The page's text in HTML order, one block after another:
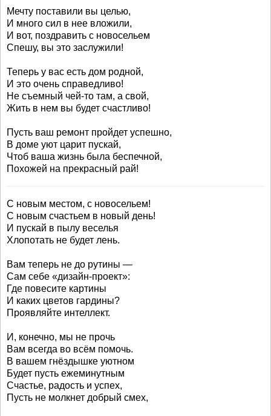
Мечту поставили вы целью,
И много сил в нее вложили,
И вот, поздравить с новосельем
Спешу, вы это заслужили!
Теперь у вас есть дом родной,
И это очень справедливо!
Не съемный чей-то там, а свой,
Жить в нем вы будет счастливо!
Пусть ваш ремонт пройдет успешно,
В доме уют царит пускай,
Чтоб ваша жизнь была беспечной,
Похожей на прекрасный рай!
С новым местом, с новосельем!
С новым счастьем в новый день!
И пускай в пылу веселья
Хлопотать не будет лень.
Вам теперь не до рутины —
Сам себе «дизайн-проект»:
Где повесите картины
И каких цветов гардины?
Проявляйте интеллект.
И, конечно, мы не прочь
Вам всегда во всём помочь.
В вашем гнёздышке уютном
Будет пусть ежеминутным
Счастье, радость и успех,
Пусть не молкнет добрый смех,